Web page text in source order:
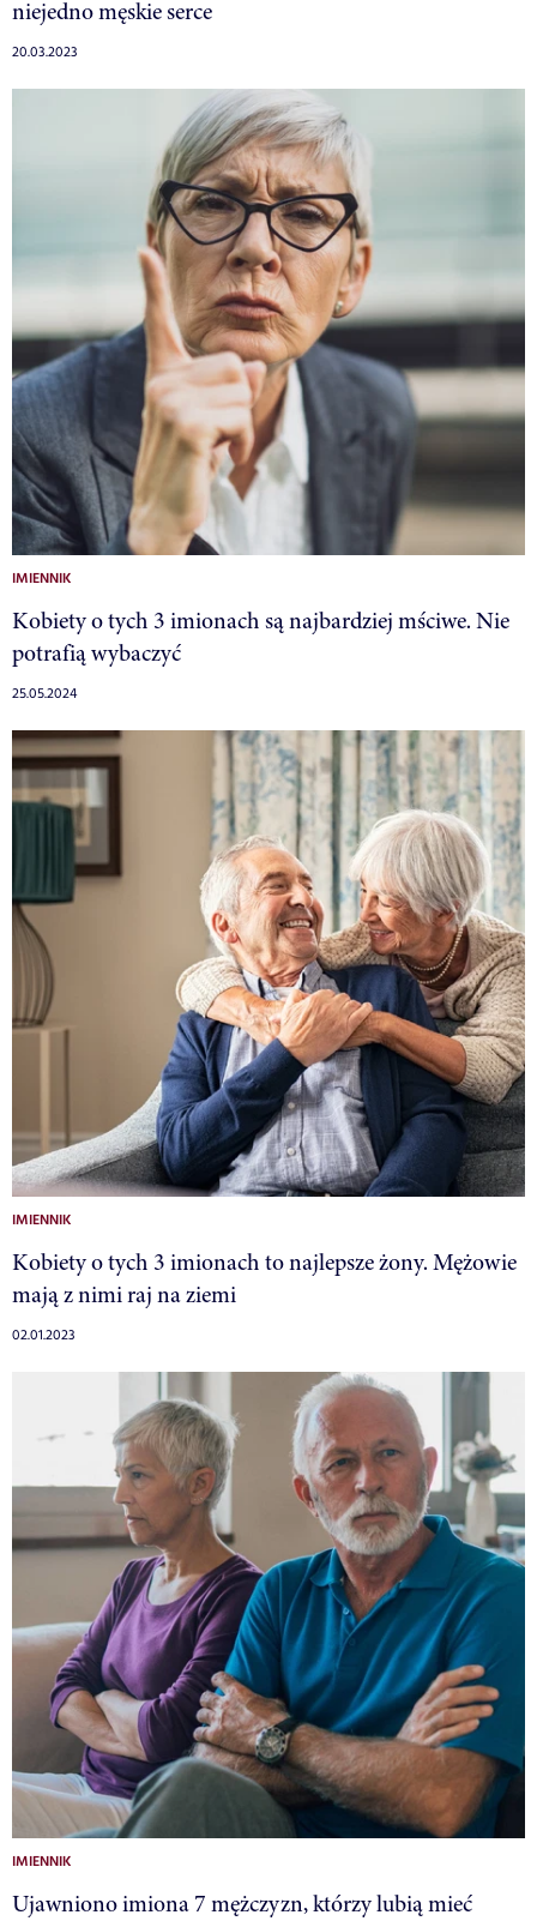
niejedno męskie serce
20.03.2023
IMIENNIK
Kobiety o tych 3 imionach są najbardziej mściwe. Nie
potrafią wybaczyć
25.05.2024
IMIENNIK
Kobiety o tych 3 imionach to najlepsze żony. Mężowie
mają z nimi raj na ziemi
02.01.2023
IMIENNIK
Ujawniono imiona 7 mężczyzn, którzy lubią mieć